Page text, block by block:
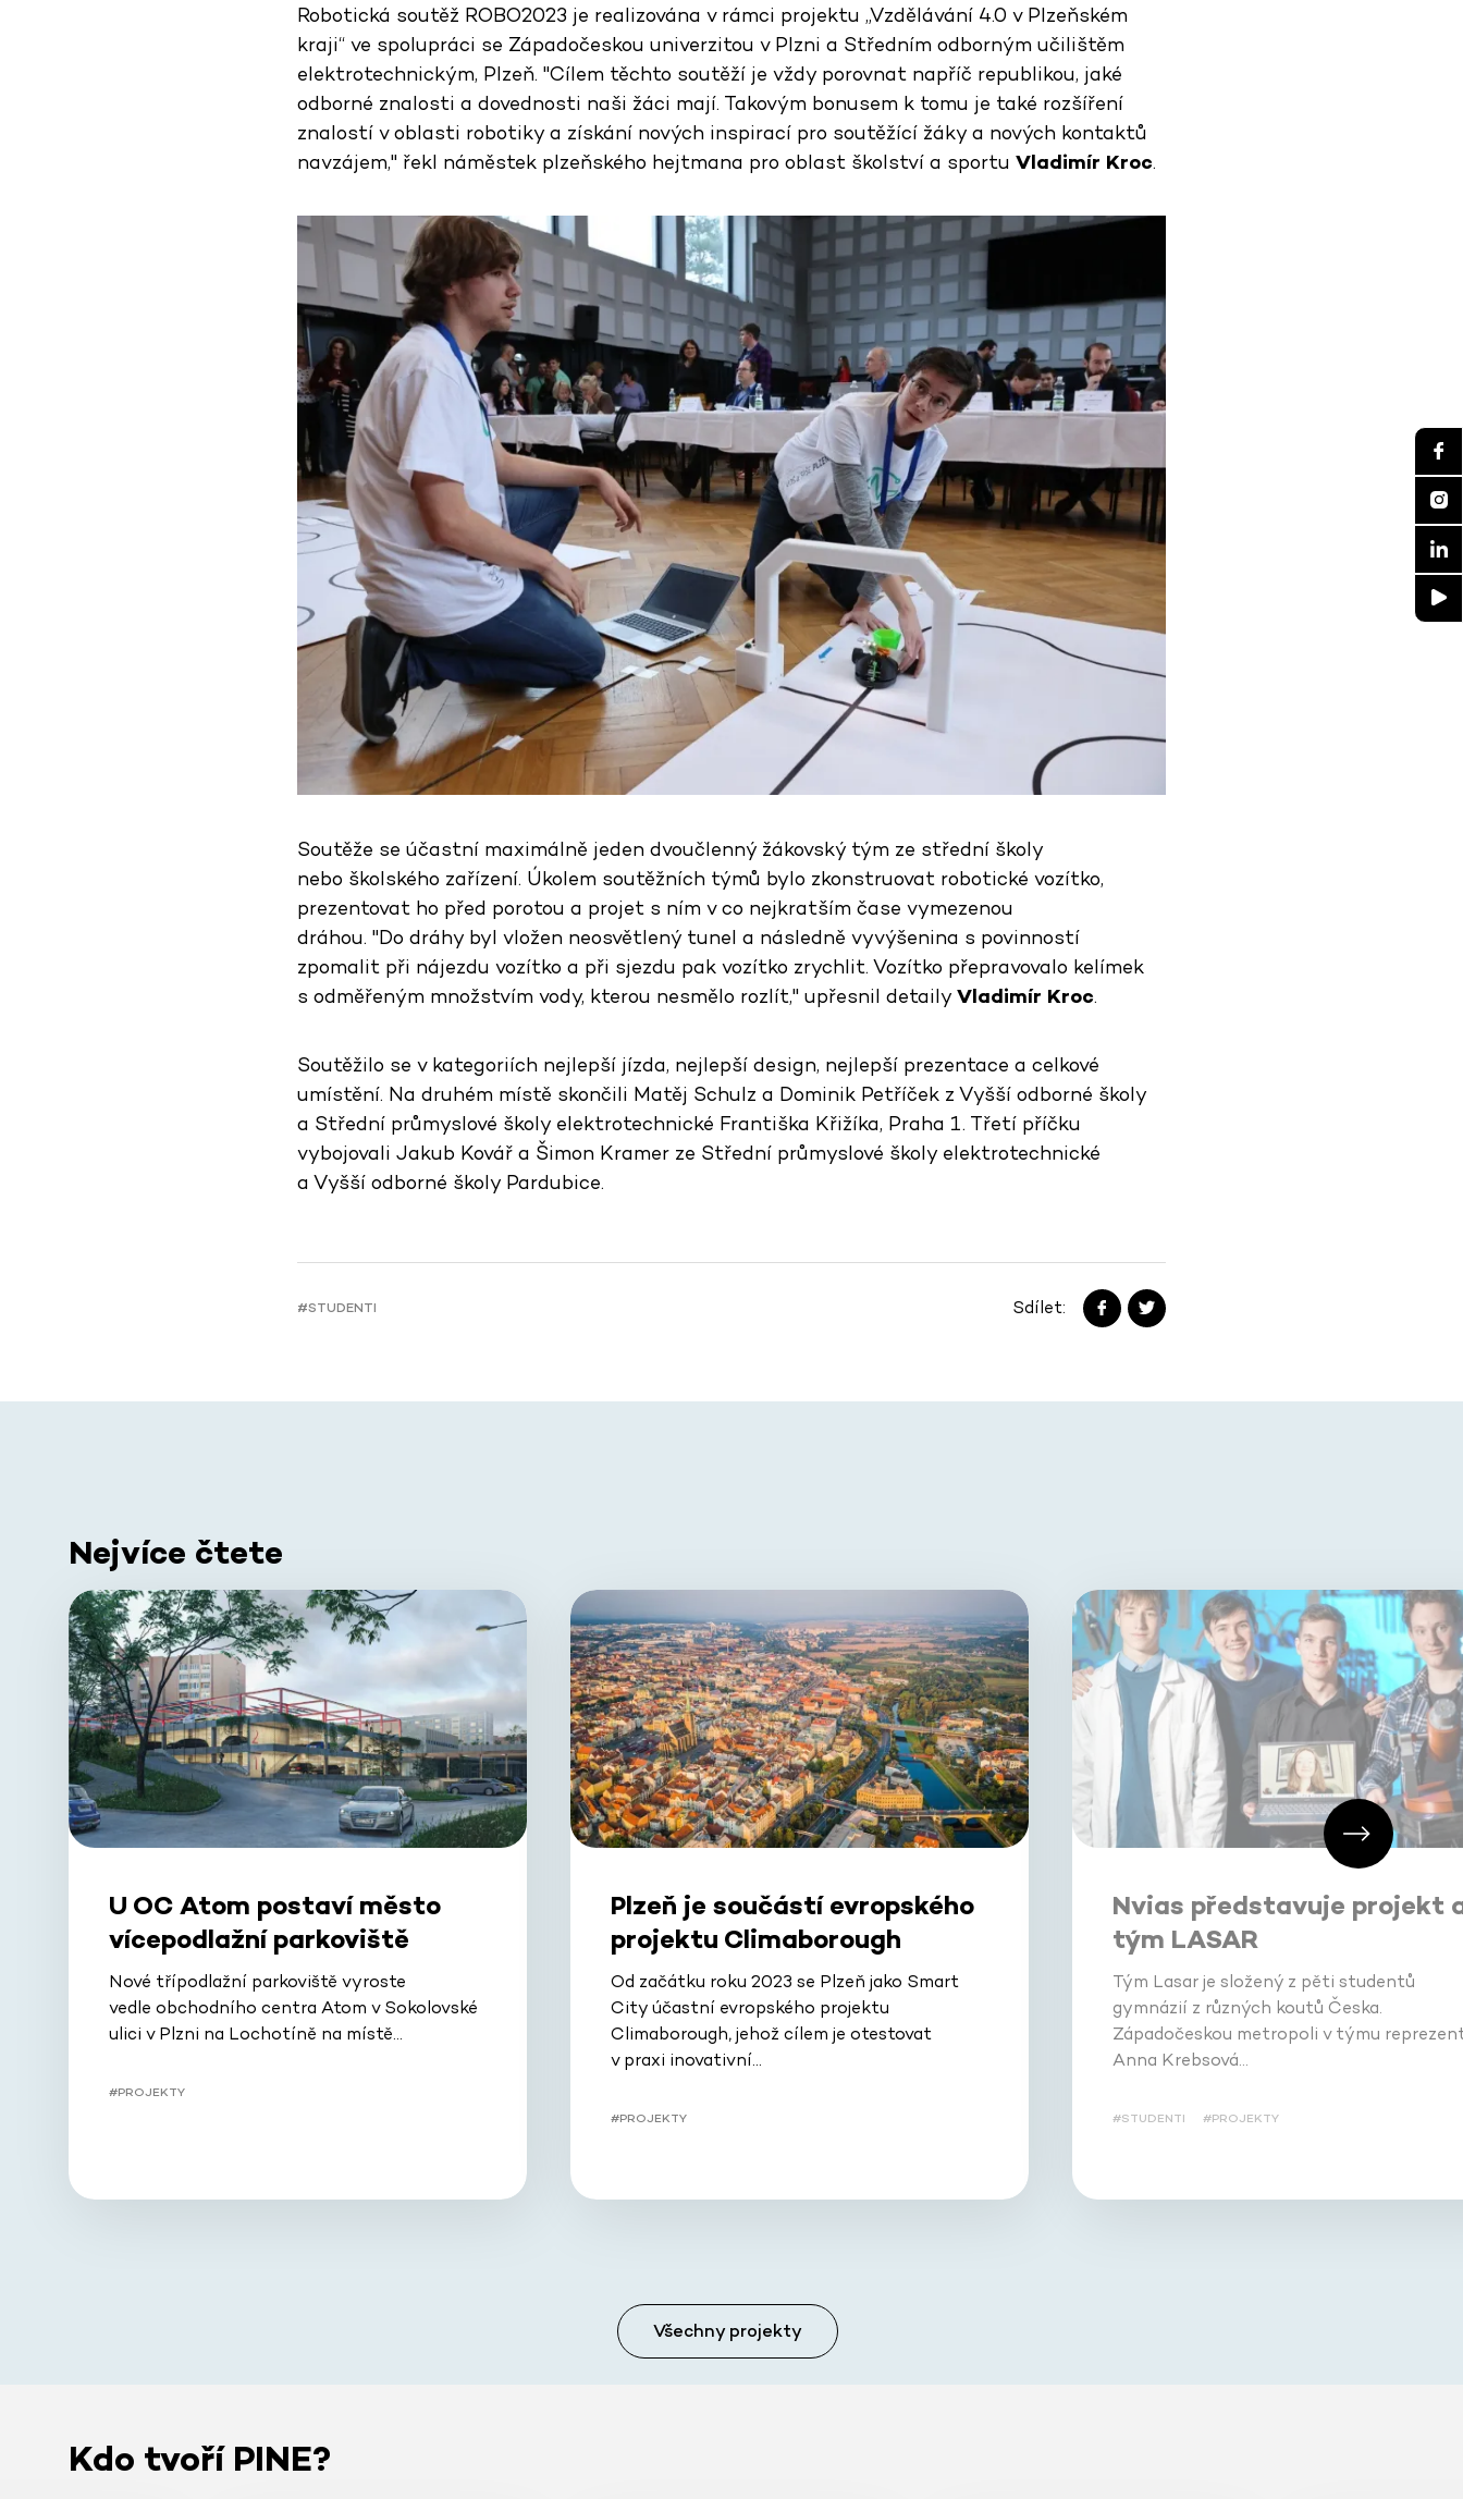
Robotická soutěž ROBO2023 je realizována v rámci projektu „Vzdělávání 4.0 v Plzeňském
kraji“ ve spolupráci se Západočeskou univerzitou v Plzni a Středním odborným učilištěm
elektrotechnickým, Plzeň. "Cílem těchto soutěží je vždy porovnat napříč republikou, jaké
odborné znalosti a dovednosti naši žáci mají. Takovým bonusem k tomu je také rozšíření
znalostí v oblasti robotiky a získání nových inspirací pro soutěžící žáky a nových kontaktů
navzájem," řekl náměstek plzeňského hejtmana pro oblast školství a sportu Vladimír Kroc.
Soutěže se účastní maximálně jeden dvoučlenný žákovský tým ze střední školy
nebo školského zařízení. Úkolem soutěžních týmů bylo zkonstruovat robotické vozítko,
prezentovat ho před porotou a projet s ním v co nejkratším čase vymezenou
dráhou. "Do dráhy byl vložen neosvětlený tunel a následně vyvýšenina s povinností
zpomalit při nájezdu vozítko a při sjezdu pak vozítko zrychlit. Vozítko přepravovalo kelímek
s odměřeným množstvím vody, kterou nesmělo rozlít," upřesnil detaily Vladimír Kroc.
Soutěžilo se v kategoriích nejlepší jízda, nejlepší design, nejlepší prezentace a celkové
umístění. Na druhém místě skončili Matěj Schulz a Dominik Petříček z Vyšší odborné školy
a Střední průmyslové školy elektrotechnické Františka Křižíka, Praha 1. Třetí příčku
vybojovali Jakub Kovář a Šimon Kramer ze Střední průmyslové školy elektrotechnické
a Vyšší odborné školy Pardubice.
#STUDENTI Sdílet:
Nejvíce čtete
U OC Atom postaví město
vícepodlažní parkoviště
Nové třípodlažní parkoviště vyroste
vedle obchodního centra Atom v Sokolovské
ulici v Plzni na Lochotíně na místě…
#PROJEKTY
Plzeň je součástí evropského
projektu Climaborough
Od začátku roku 2023 se Plzeň jako Smart
City účastní evropského projektu
Climaborough, jehož cílem je otestovat
v praxi inovativní…
#PROJEKTY
Nvias představuje projekt
tým LASAR
Tým Lasar je složený z pěti studentů
gymnázií z různých koutů Česka.
Západočeskou metropoli v týmu
Anna Krebsová…
#STUDENTI #PROJEKTY
Všechny projekty
Kdo tvoří PINE?